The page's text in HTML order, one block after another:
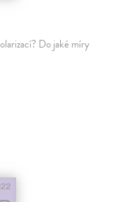
Do jaké míry